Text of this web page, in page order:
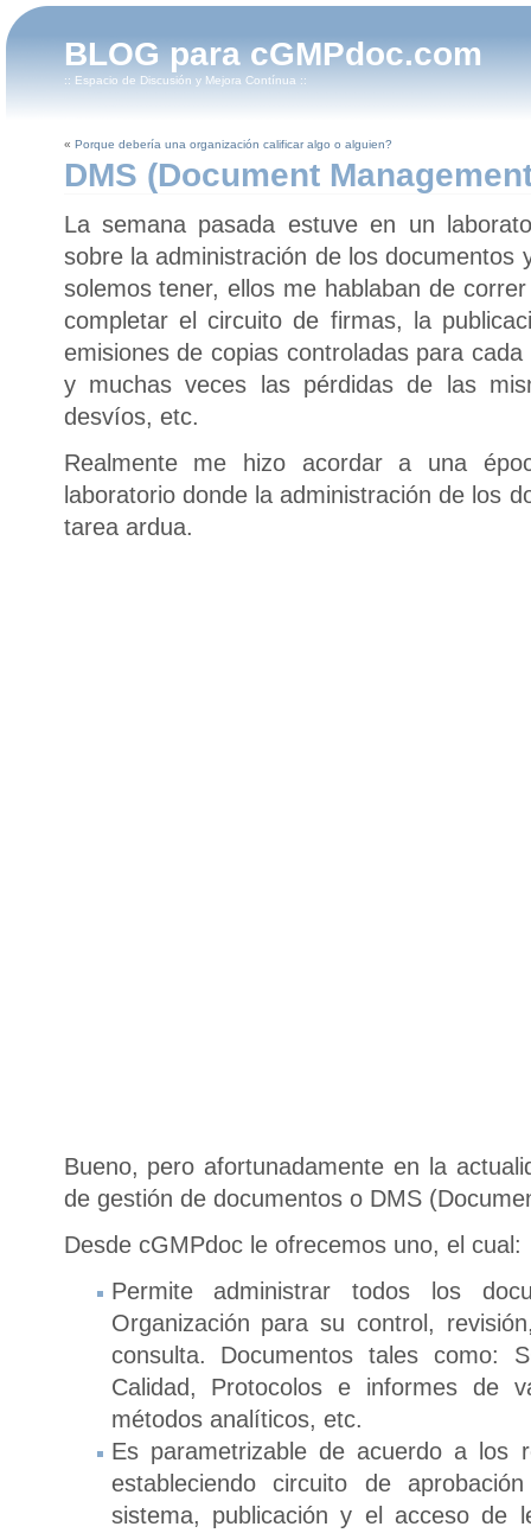
BLOG para cGMPdoc.com
:: Espacio de Discusión y Mejora Contínua ::
« Porque debería una organización calificar algo o alguien?
DMS (Document
La semana pasada estuve en un
sobre la administración de los documentos
solemos tener, ellos me hablaban de
completar el circuito de firmas, la
emisiones de copias controladas para
y muchas veces las pérdidas de las
desvíos, etc.
Realmente me hizo acordar a una
laboratorio donde la administración de los
tarea ardua.
Bueno, pero afortunadamente en la
de gestión de documentos o DMS
Desde cGMPdoc le ofrecemos uno, el cual:
Permite administrar todos los
Organización para su control,
consulta. Documentos tales como:
Calidad, Protocolos e informes de
métodos analíticos, etc.
Es parametrizable de acuerdo a los
estableciendo circuito de
sistema, publicación y el acceso de